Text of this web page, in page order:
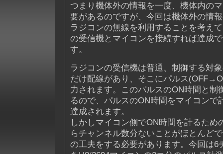
つまり機体外の情報を一度、機体内の
要があるのですが、今回は機体外の情
ラジコンの無線を利用することを考え
の受信機とマイコンを接続すれば達成
す。
ラジコンの受信機は普通、制御する対
だけ配線があり、そこにパルス
力されます。このパルスのON時間と制
るので、パルスのON時間をマイコンで
達成されます。
しかしマイコン側でON時間を計るため
らチャンネル数分ないことがほとんど
の工夫をする必要があります。今回は6